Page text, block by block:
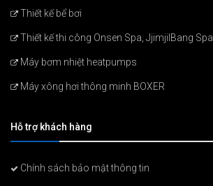
Thiết kế bể bơi
Thiết kế thi công Onsen Spa, JjimjilBang Spa
Máy bơm nhiệt heatpumps
Máy xông hơi thông minh BOXER
Hỗ trợ khách hàng
Chính sách bảo mật thông tin